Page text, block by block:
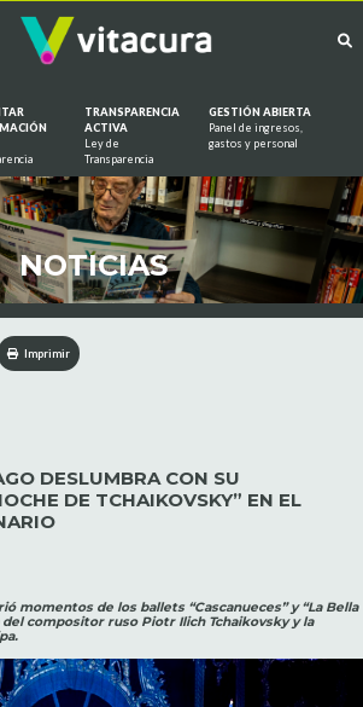
TRANSPARENCIA
ACTIVA
Ley de
Transparencia
GESTIÓN ABIERTA
Panel de ingresos,
gastos y personal
NOTICIAS
Imprimir
DESLUMBRA CON SU
DE TCHAIKOVSKY” EN EL
momentos de los ballets “Cascanueces” y “La Bella
compositor ruso Piotr Ilich Tchaikovsky y la